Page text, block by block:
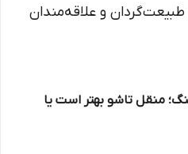
و علاقه‌مندان
منقل تاشو بهتر است یا